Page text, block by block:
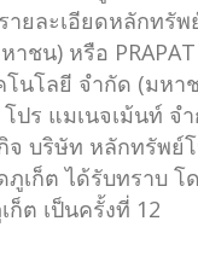
ยละเอียดหลักทรั
ชน) หรือ
นโลยี จำกัด (มห
ปร แมเนจเม้นท์
จ บริษัท หลักทรัพ
เก็ต ได้รับทราบ โ
ต เป็นครั้งที่ 12